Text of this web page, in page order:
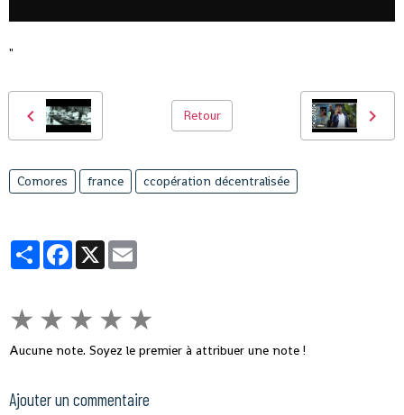
"
Retour
Comores france ccopération décentralisée
PartagerFacebook
X
★ ★ ★ ★ ★
Aucune note. Soyez le premier à attribuer une note !
Ajouter un commentaire